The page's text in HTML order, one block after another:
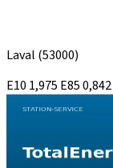
Laval (53000)
E10 1,975 E850,842